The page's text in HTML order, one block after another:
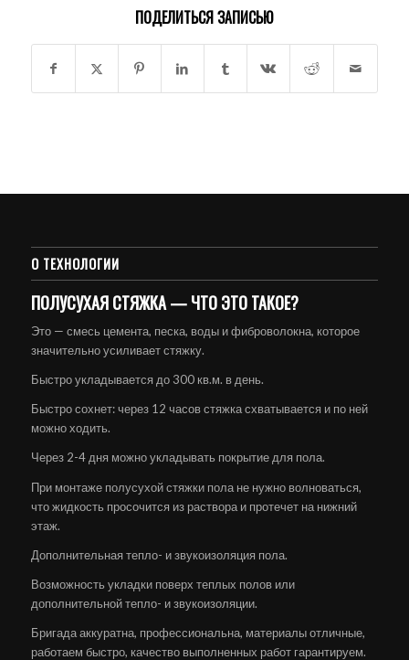
ПОДЕЛИТЬСЯ ЗАПИСЬЮ
О ТЕХНОЛОГИИ
ПОЛУСУХАЯ СТЯЖКА — ЧТО ЭТО ТАКОЕ?
Это — смесь цемента, песка, воды и фиброволокна, которое
значительно усиливает стяжку.
Быстро укладывается до 300 кв.м. в день.
Быстро сохнет: через 12 часов стяжка схватывается и по ней
можно ходить.
Через 2-4 дня можно укладывать покрытие для пола.
При монтаже полусухой стяжки пола не нужно волноваться,
что жидкость просочится из раствора и протечет на нижний
этаж.
Дополнительная тепло- и звукоизоляция пола.
Возможность укладки поверх теплых полов или
дополнительной тепло- и звукоизоляции.
Бригада аккуратна, профессиональна, материалы отличные,
работаем быстро, качество выполненных работ гарантируем.